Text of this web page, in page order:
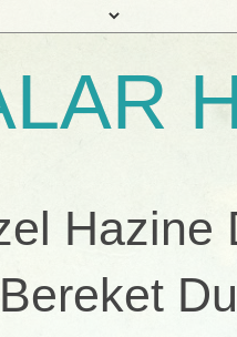
Hazine